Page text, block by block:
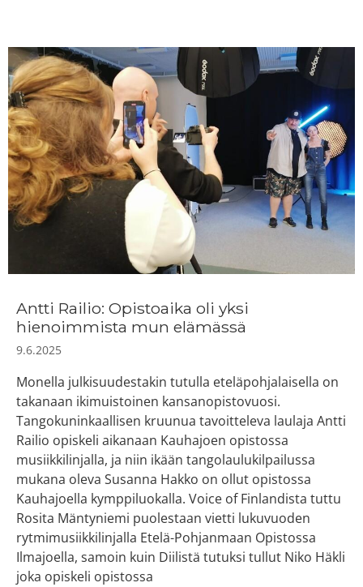
Antti Railio: Opistoaika oli yksi
hienoimmista mun elämässä
9.6.2025
Monella julkisuudestakin tutulla eteläpohjalaisella on
takanaan ikimuistoinen kansanopistovuosi.
Tangokuninkaallisen kruunua tavoitteleva laulaja Antti
Railio opiskeli aikanaan Kauhajoen opistossa
musiikkilinjalla, ja niin ikään tangolaulukilpailussa
mukana oleva Susanna Hakko on ollut opistossa
Kauhajoella kymppiluokalla. Voice of Finlandista tuttu
Rosita Mäntyniemi puolestaan vietti lukuvuoden
rytmimusiikkilinjalla Etelä-Pohjanmaan Opistossa
Ilmajoella, samoin kuin Diilistä tutuksi tullut Niko Häkli
joka opiskeli opistossa